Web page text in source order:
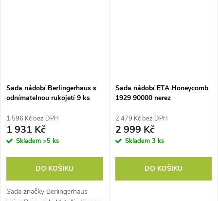
Sada nádobí Berlingerhaus s
odnímatelnou rukojetí 9 ks
1 596 Kč bez DPH
1 931 Kč
Skladem >5 ks
DO KOŠÍKU
Sada značky Berlingerhaus
Sada nádobí ETA Honeycomb
1929 90000 nerez
2 479 Kč bez DPH
2 999 Kč
Skladem 3 ks
DO KOŠÍKU